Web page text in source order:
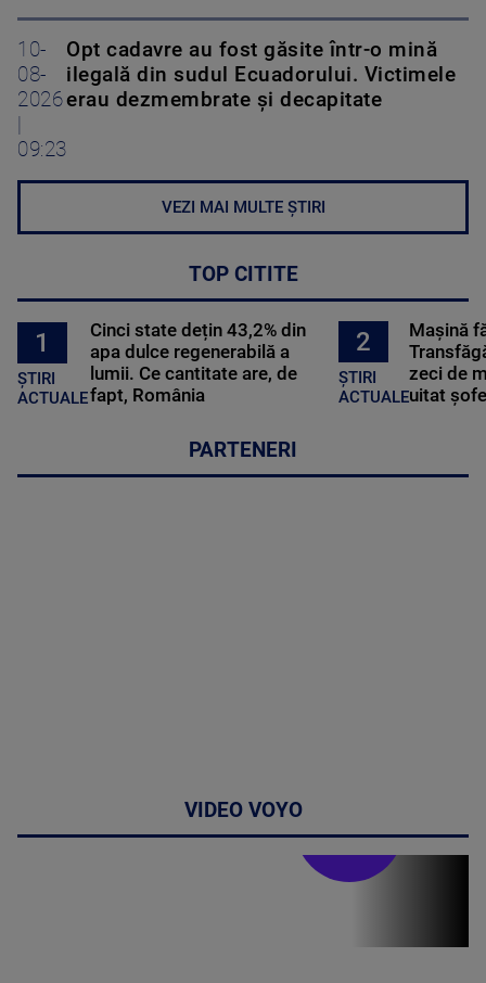
10-
08-
2026
|
09:23
Opt cadavre au fost găsite într-o mină
ilegală din sudul Ecuadorului. Victimele
erau dezmembrate și decapitate
VEZI MAI MULTE ȘTIRI
TOP CITITE
1
ȘTIRI
ACTUALE
Cinci state dețin 43,2% din
apa dulce regenerabilă a
lumii. Ce cantitate are, de
fapt, România
2
ȘTIRI
ACTUALE
Mașină
zeci de
uitat
PARTENERI
VIDEO VOYO
Stirile PRO TV